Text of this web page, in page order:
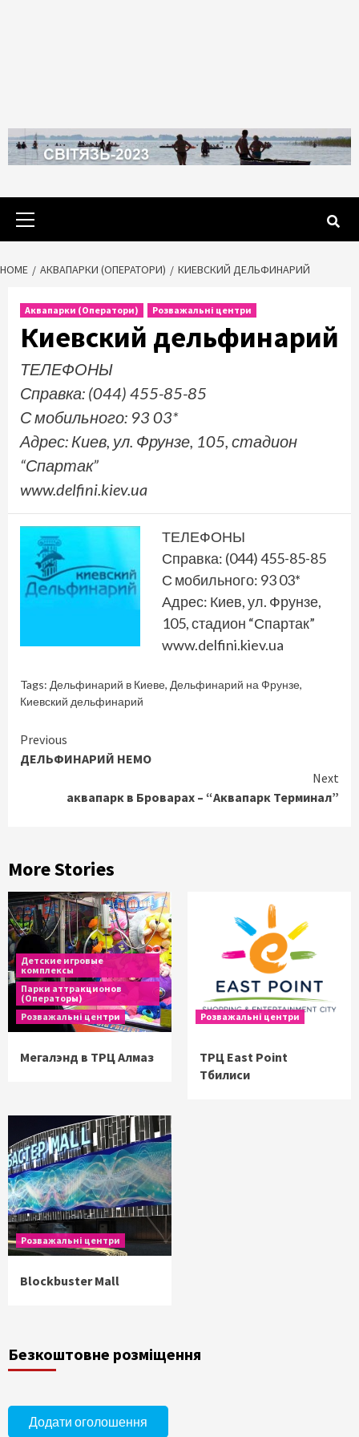
Primary
HOME АКВАПАРКИ (ОПЕРАТОРИ) КИЕВСКИЙ ДЕЛЬФИНАРИЙ
Аквапарки (Оператори) Розважальні центри
Киевский дельфинарий
ТЕЛЕФОНЫ
Справка: (044) 455-85-85
С мобильного: 93 03*
Адрес: Киев, ул. Фрунзе, 105, стадион
“Спартак”
www.delfini.kiev.ua
ТЕЛЕФОНЫ
Справка: (044) 455-85-85
С мобильного: 93 03*
Адрес: Киев, ул. Фрунзе,
105, стадион “Спартак”
www.delfini.kiev.ua
Tags: Дельфинарий в Киеве, Дельфинарий на Фрунзе,
Киевский дельфинарий
Continue
Reading
Previous
ДЕЛЬФИНАРИЙ НЕМО
Next
аквапарк в Броварах – “Аквапарк Терминал”
More Stories
Детские игровые
комплексы
Парки аттракционов
(Операторы)
Розважальні центри
Мегалэнд в ТРЦ Алмаз
Розважальні центри
ТРЦ East Point
Тбилиси
Розважальні центри
Blockbuster Mall
Безкоштовне розміщення
Додати оголошення